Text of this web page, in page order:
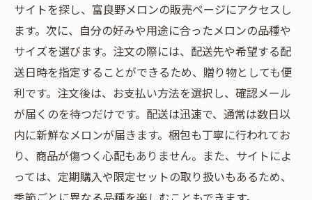
サイトを探し、富良野メロンの販売ページにアクセスし
ます。次に、自分の好みや用途に合ったメロンの品種や
サイズを選びます。注文の際には、配送先や希望する配
送日時を指定することができるため、贈り物としても便
利です。注文後は、お支払い方法を選択し、確認メール
が届くのを待つだけです。配送は迅速で、通常は数日以
内に新鮮なメロンが届きます。梱包も丁寧に行われてお
り、商品が傷つく心配もありません。また、サイトによ
っては、定期購入や限定セットの取り扱いもあるため、